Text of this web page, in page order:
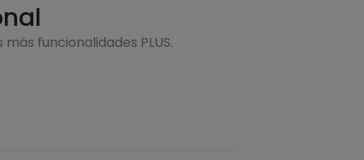
funcionalidades PLUS.